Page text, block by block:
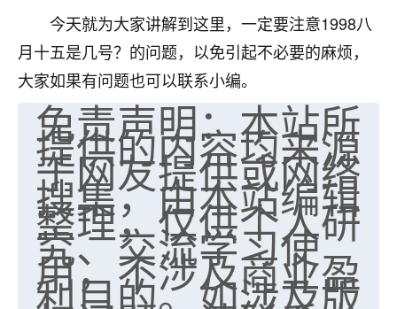
今天就为大家讲解到这里，一定要注意1998八
月十五是几号？的问题，以免引起不必要的麻烦，
大家如果有问题也可以联系小编。
免责声明：本站所
提供的内容均来源
于网友提供或网络
搜集，由本站编辑
整理，仅供个人研
究、交流学习使
用，不涉及商业盈
利目的。如涉及版
金白水清
我也想找老师看看，有没有人给个联系方式的啊？
鹿森：慧来老师微信：gjsy0624
1天前 来自江西 12
青春168
我也想要，我也想要！
2天前 来自山西 15
Jessica李
老师做不做超度法事？我想给我奶奶做超度，她今年
刚去世了。